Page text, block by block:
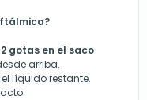
gotas en el saco
arriba.
líquido restante.